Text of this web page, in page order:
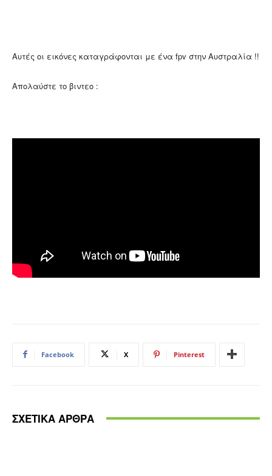
Αυτές οι εικόνες καταγράφονται με ένα fpv στην Αυστραλία !!
Απολαύστε το βιντεο :
Facebook X Pinterest
ΣΧΕΤΙΚΑ ΑΡΘΡΑ